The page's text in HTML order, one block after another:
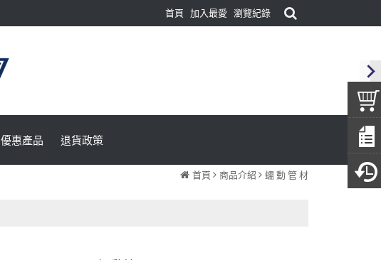
首頁 加入最愛 瀏覽紀錄
優惠產品 退貨政策
首頁 商品介紹 蠕 動 管 材